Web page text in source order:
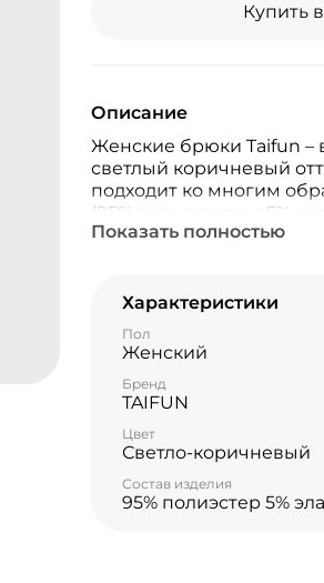
Купить
Описание
Женские брюки Taifun –
светлый коричневый
подходит ко многим
(95% полиэстера и 5%
комфорт и свободу
Показать полностью
Характеристики
Пол
Женский
Бренд
TAIFUN
Цвет
Светло-коричневый
Состав изделия
95% полиэстер 5%